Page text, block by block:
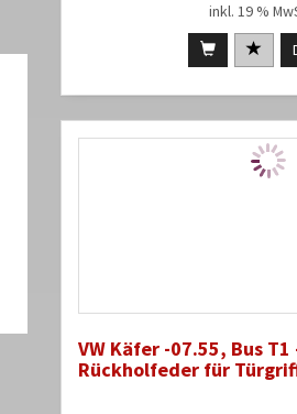
inkl. 19 %
VW Käfer -07.55, Bus T1
Rückholfeder für